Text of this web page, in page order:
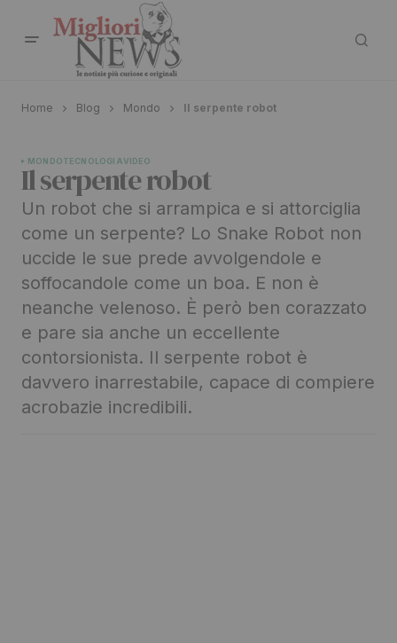
Home Blog Mondo Il serpente robot
MONDOTECNOLOGIAVIDEO
Il serpente robot
Un robot che si arrampica e si attorciglia
come un serpente? Lo Snake Robot non
uccide le sue prede avvolgendole e
soffocandole come un boa. E non è
neanche velenoso. È però ben corazzato
e pare sia anche un eccellente
contorsionista. Il serpente robot è
davvero inarrestabile, capace di compiere
acrobazie incredibili.